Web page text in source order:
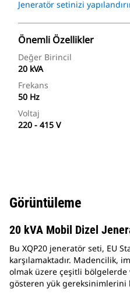
Jeneratör setinizi
Önemli Özellikler
Değer Birincil
20 kVA
Frekans
50 Hz
Voltaj
220 - 415 V
Görüntüleme
20 kVA Mobil Dizel
Bu XQP20 jeneratör seti, EU
karşılamaktadır. Madencilik,
olmak üzere çeşitli
gösteren yük gereksinimlerini